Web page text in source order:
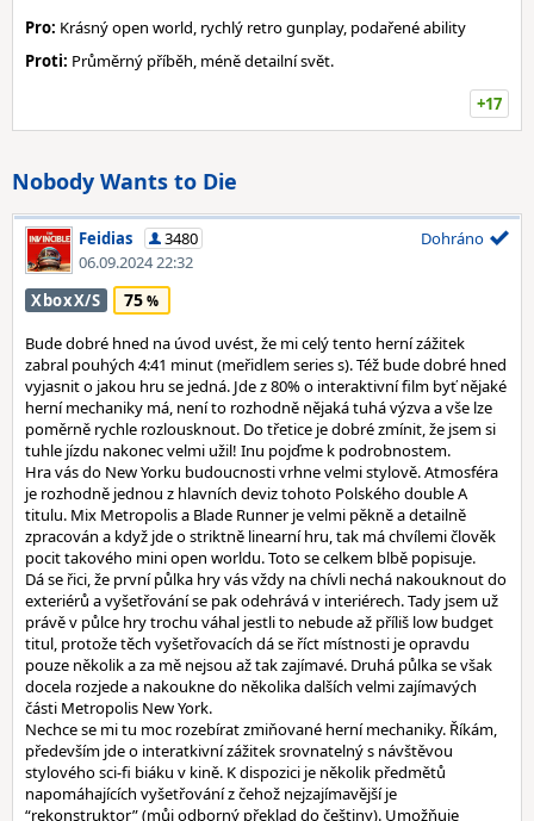
Pro: Krásný open world, rychlý retro gunplay, podařené ability
Proti: Průměrný příběh, méně detailní svět.
+17
Nobody Wants to Die
Feidias
3480
06.09.2024 22:32
Dohráno
XboxX/S 75
Bude dobré hned na úvod uvést, že mi celý tento herní zážitek
zabral pouhých 4:41 minut (meřidlem series s). Též bude dobré hned
vyjasnit o jakou hru se jedná. Jde z 80% o interaktivní film byť nějaké
herní mechaniky má, není to rozhodně nějaká tuhá výzva a vše lze
poměrně rychle rozlousknout. Do třetice je dobré zmínit, že jsem si
tuhle jízdu nakonec velmi užil! Inu pojďme k podrobnostem.
Hra vás do New Yorku budoucnosti vrhne velmi stylově. Atmosféra
je rozhodně jednou z hlavních deviz tohoto Polského double A
titulu. Mix Metropolis a Blade Runner je velmi pěkně a detailně
zpracován a když jde o striktně linearní hru, tak má chvílemi člověk
pocit takového mini open worldu. Toto se celkem blbě popisuje.
Dá se řici, že první půlka hry vás vždy na chívli nechá nakouknout do
exteriérů a vyšetřování se pak odehrává v interiérech. Tady jsem už
právě v půlce hry trochu váhal jestli to nebude až příliš low budget
titul, protože těch vyšetřovacích dá se říct místnosti je opravdu
pouze několik a za mě nejsou až tak zajímavé. Druhá půlka se však
docela rozjede a nakoukne do několika dalších velmi zajímavých
části Metropolis New York.
Nechce se mi tu moc rozebírat zmiňované herní mechaniky. Říkám,
především jde o interatkivní zážitek srovnatelný s návštěvou
stylového sci-fi biáku v kině. K dispozici je několik předmětů
napomáhajících vyšetřování z čehož nejzajímavější je
“rekonstruktor” (můj odborný překlad do češtiny). Umožňuje